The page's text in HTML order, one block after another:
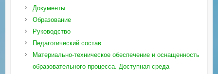
Документы
Образование
Руководство
Педагогический состав
Материально-техническое обеспечение и оснащенность
образовательного процесса. Доступная среда